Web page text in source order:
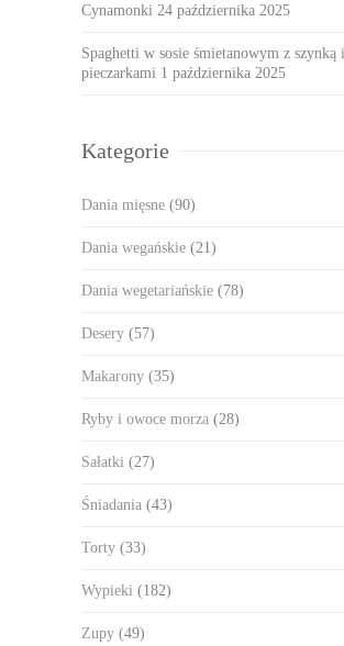
Cynamonki 24 października 2025
Spaghetti w sosie śmietanowym z szynką i
pieczarkami 1 października 2025
Kategorie
Dania mięsne (90)
Dania wegańskie (21)
Dania wegetariańskie (78)
Desery (57)
Makarony (35)
Ryby i owoce morza (28)
Sałatki (27)
Śniadania (43)
Torty (33)
Wypieki (182)
Zupy (49)